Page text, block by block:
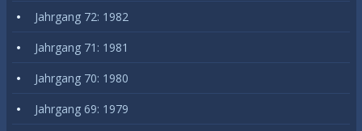
Jahrgang 72: 1982
Jahrgang 71: 1981
Jahrgang 70: 1980
Jahrgang 69: 1979